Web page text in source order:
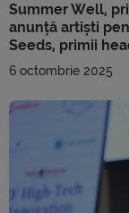
Summer Well,
anunță artiști
Seeds, primii
6 octombrie 2025